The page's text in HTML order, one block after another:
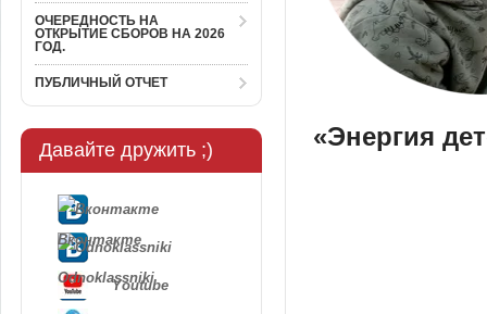
ОЧЕРЕДНОСТЬ НА
ОТКРЫТИЕ СБОРОВ НА 2026
ГОД.
ПУБЛИЧНЫЙ ОТЧЕТ
Давайте дружить ;)
Вконтакте
Odnoklassniki
Youtube
«Энергия